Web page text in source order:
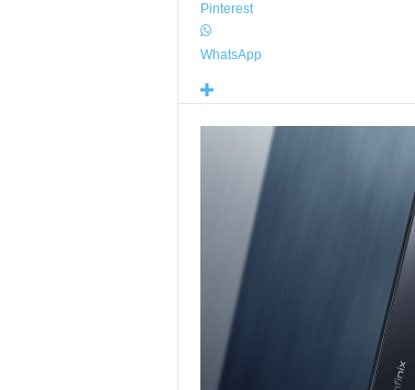
Pinterest
WhatsApp